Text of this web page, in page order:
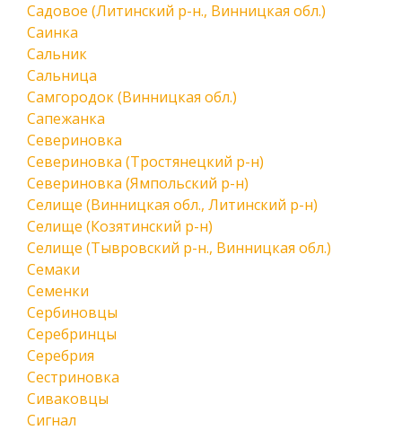
Садовое (Литинский р-н., Винницкая обл.)
Саинка
Сальник
Сальница
Самгородок (Винницкая обл.)
Сапежанка
Севериновка
Севериновка (Тростянецкий р-н)
Севериновка (Ямпольский р-н)
Селище (Винницкая обл., Литинский р-н)
Селище (Козятинский р-н)
Селище (Тывровский р-н., Винницкая обл.)
Семаки
Семенки
Сербиновцы
Серебринцы
Серебрия
Сестриновка
Сиваковцы
Сигнал